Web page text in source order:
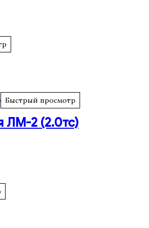
Быстрый просмотр
ЛМ-2 (2.0тс)